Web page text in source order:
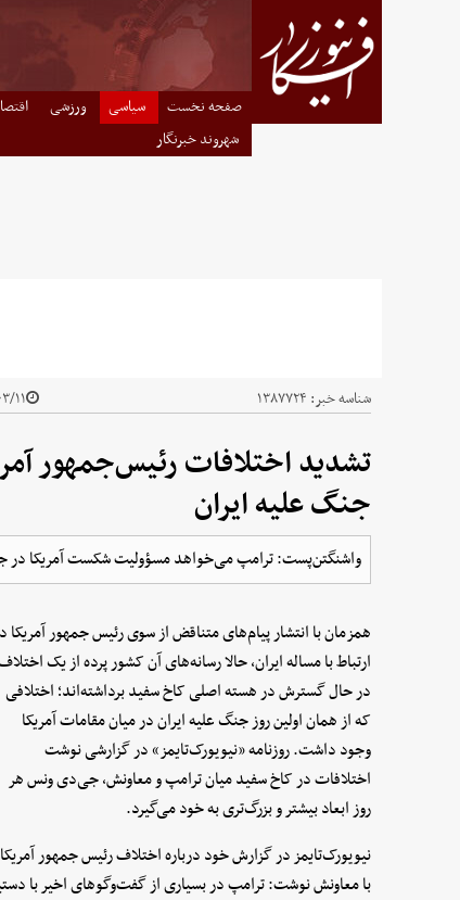
صفحه نخست سیاسی ورزشی
شهروند خبرنگار
شناسه خبر: ۱۳۸۷۷۲۴ ۱۴۰۵/
تشدید اختلافات رئیس‌جمهور
جنگ علیه ایران
واشنگتن‌پست: ترامپ می‌خواهد مسؤولیت شکست آمریکا در
همزمان با انتشار پیام‌های متناقض از سوی رئیس جمهور آمریکا
ارتباط با مساله ایران، حالا رسانه‌های آن کشور پرده از یک
در حال گسترش در هسته اصلی کاخ سفید برداشته‌اند؛ اختلافی
که از همان اولین روز جنگ علیه ایران در میان مقامات آمریکا
وجود داشت. روزنامه «نیویورک‌تایمز» در گزارشی نوشت
اختلافات در کاخ سفید میان ترامپ و معاونش، جی‌دی ونس هر
روز ابعاد بیشتر و بزرگ‌تری به خود می‌گیرد.
نیویورک‌تایمز در گزارش خود درباره اختلاف رئیس جمهور آمریکا
با معاونش نوشت: ترامپ در بسیاری از گفت‌وگوهای اخیر با